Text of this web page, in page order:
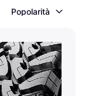
Popolarità